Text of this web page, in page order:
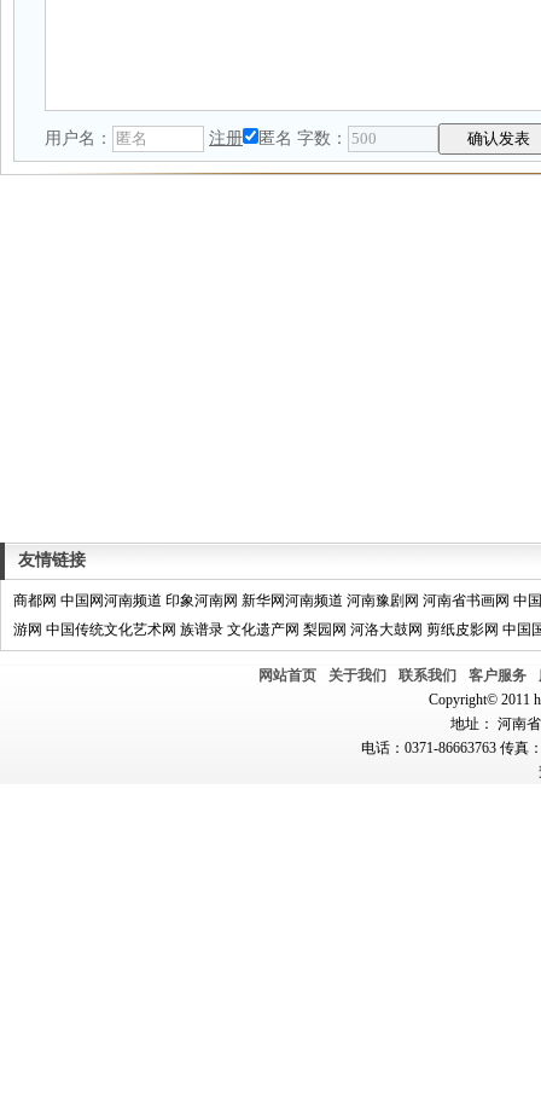
用户名： 注册 匿名 字数：
友情链接
商都网 中国网河南频道 印象河南网 新华网河南频道 河南豫剧网 河南省书画网 中
游网 中国传统文化艺术网 族谱录 文化遗产网 梨园网 河洛大鼓网 剪纸皮影网 中国
网站首页 关于我们 联系我们 客户服务
Copyright© 2011
地址： 河南
电话：0371-86663763 传真